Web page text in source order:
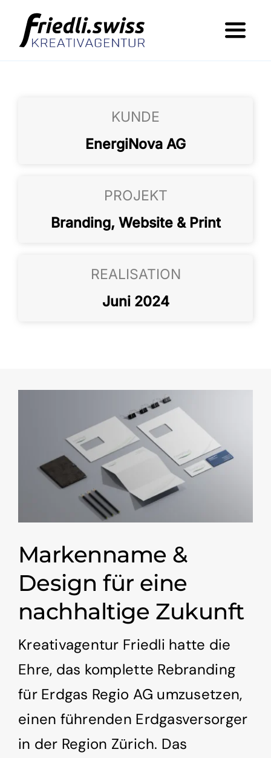
content
KUNDE
EnergiNova AG
PROJEKT
Branding, Website & Print
REALISATION
Juni 2024
Markenname &
Design für eine
nachhaltige Zukunft
Kreativagentur Friedli hatte die
Ehre, das komplette Rebranding
für Erdgas Regio AG umzusetzen,
einen führenden Erdgasversorger
in der Region Zürich. Das